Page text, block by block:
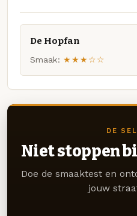
De Hopfan
Smaak: ★★★☆☆
DE
Niet stoppen
Doe de smaaktest en
jouw